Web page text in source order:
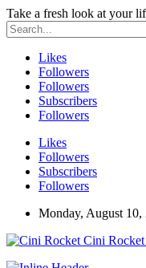
Take a fresh look at your
Likes
Followers
Followers
Subscribers
Followers
Likes
Followers
Subscribers
Followers
Monday, August 10,
Cini